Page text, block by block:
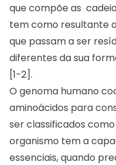
que compõe as
tem como resultante
que passam a ser
diferentes da sua
[1-2].
O genoma humano
aminoácidos para
ser classificados
organismo tem a
essenciais, quando